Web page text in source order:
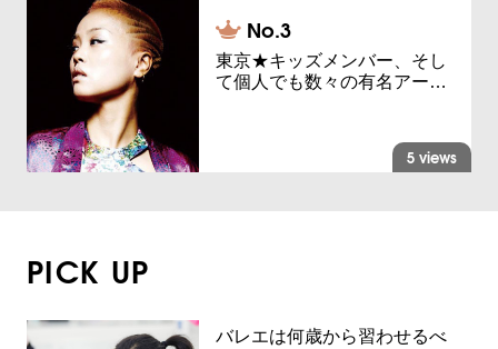
東京★キッズメンバー、そし
て個人でも数々の有名アー…
5 views
PICK UP
バレエは何歳から習わせるべ